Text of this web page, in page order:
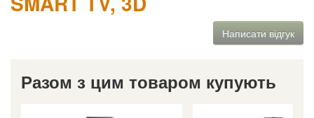
Написати відгук
Разом з цим товаром купують